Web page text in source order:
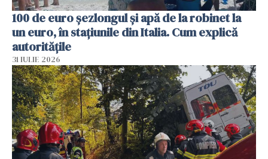
100 de euro șezlongul și apă de la robinet la
un euro, în stațiunile din Italia. Cum explică
autoritățile
31 IULIE 2026